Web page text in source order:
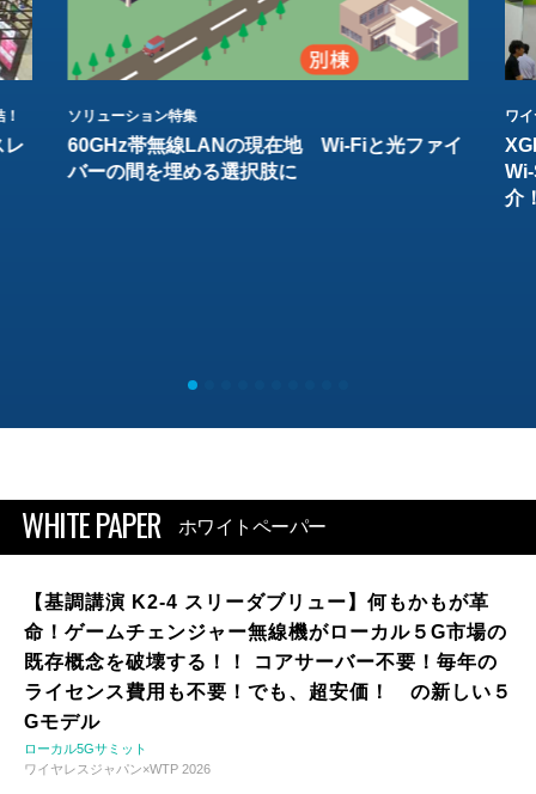
レ
ソリューション特集
60GHz帯無線LANの現在地 Wi-Fiと光ファイ
バーの間を埋める選択肢に
ワ
介
WHITE PAPER ホワイトペーパー
【基調講演 K2-4 スリーダブリュー】何もかもが革
命！ゲームチェンジャー無線機がローカル５G市場の
既存概念を破壊する！！ コアサーバー不要！毎年の
ライセンス費用も不要！でも、超安価！ の新しい５
Gモデル
ローカル5Gサミット
ワイヤレスジャパン×WTP 2026